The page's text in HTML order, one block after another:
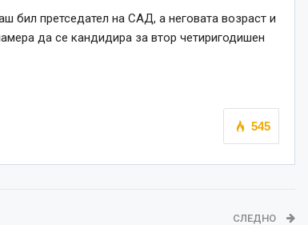
бил претседател на САД, а неговата возраст и
да се кандидира за втор четиригодишен
545
СЛЕДНО